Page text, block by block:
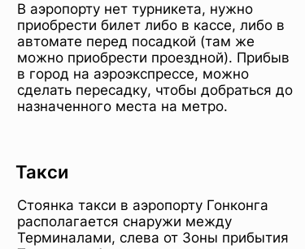
В аэропорту нет турникета, нужно
приобрести билет либо в кассе, либо в
автомате перед посадкой (там же
можно приобрести проездной). Прибыв
в город на аэроэкспрессе, можно
сделать пересадку, чтобы добраться до
назначенного места на метро.
Такси
Стоянка такси в аэропорту Гонконга
располагается снаружи между
Терминалами, слева от Зоны прибытия